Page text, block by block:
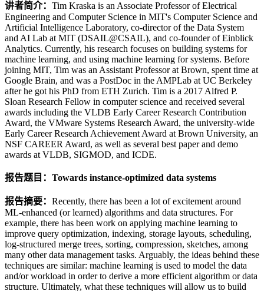
讲者简介： Tim Kraska is an Associate Professor of Electrical
Engineering and Computer Science in MIT's Computer Science and
Artificial Intelligence Laboratory, co-director of the Data System
and AI Lab at MIT (DSAIL@CSAIL), and co-founder of Einblick
Analytics. Currently, his research focuses on building systems for
machine learning, and using machine learning for systems. Before
joining MIT, Tim was an Assistant Professor at Brown, spent time at
Google Brain, and was a PostDoc in the AMPLab at UC Berkeley
after he got his PhD from ETH Zurich. Tim is a 2017 Alfred P.
Sloan Research Fellow in computer science and received several
awards including the VLDB Early Career Research Contribution
Award, the VMware Systems Research Award, the university-wide
Early Career Research Achievement Award at Brown University, an
NSF CAREER Award, as well as several best paper and demo
awards at VLDB, SIGMOD, and ICDE.
报告题目：Towards instance-optimized data systems
报告摘要： Recently, there has been a lot of excitement around
ML-enhanced (or learned) algorithms and data structures. For
example, there has been work on applying machine learning to
improve query optimization, indexing, storage layouts, scheduling,
log-structured merge trees, sorting, compression, sketches, among
many other data management tasks. Arguably, the ideas behind these
techniques are similar: machine learning is used to model the data
and/or workload in order to derive a more efficient algorithm or data
structure. Ultimately, what these techniques will allow us to build